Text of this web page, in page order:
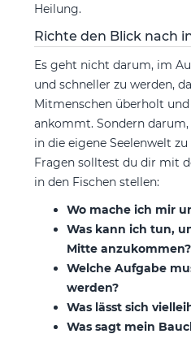
Heilung.
Richte den Blick nach
Es geht nicht darum, im
und schneller zu werden,
Mitmenschen überholt
ankommt. Sondern
in die eigene Seelenwelt
Fragen solltest du dir mit
in den Fischen stellen:
Wo mache ich mir
Was kann ich tun,
Mitte anzukommen?
Welche Aufgabe
werden?
Was lässt sich
Was sagt mein